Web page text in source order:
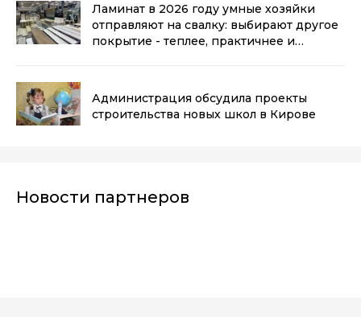
Ламинат в 2026 году умные хозяйки
отправляют на свалку: выбирают другое
покрытие - теплее, практичнее и
Администрация обсудила проекты
строительства новых школ в Кирове
Новости партнеров